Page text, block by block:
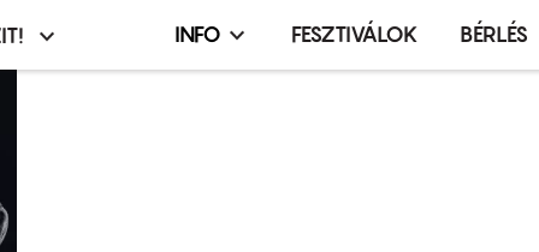
Infó,
INFO FESZTIVÁLOK BÉRLÉS